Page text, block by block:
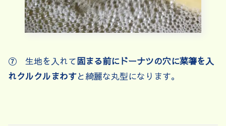
⑦ 生地を入れて固まる前にドーナツの穴に菜箸を入
れクルクルまわすと綺麗な丸型になります。